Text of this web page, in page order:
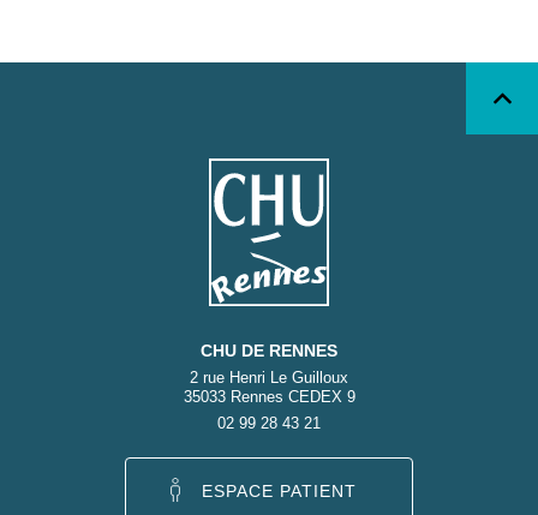
CHU DE RENNES
2 rue Henri Le Guilloux
35033 Rennes CEDEX 9
02 99 28 43 21
ESPACE PATIENT